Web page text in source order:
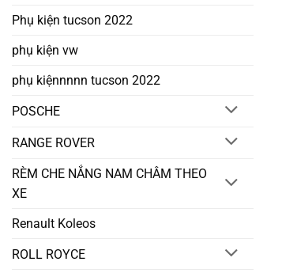
Phụ kiện tucson 2022
phụ kiện vw
phụ kiệnnnnn tucson 2022
POSCHE
RANGE ROVER
RÈM CHE NẮNG NAM CHÂM THEO
XE
Renault Koleos
ROLL ROYCE